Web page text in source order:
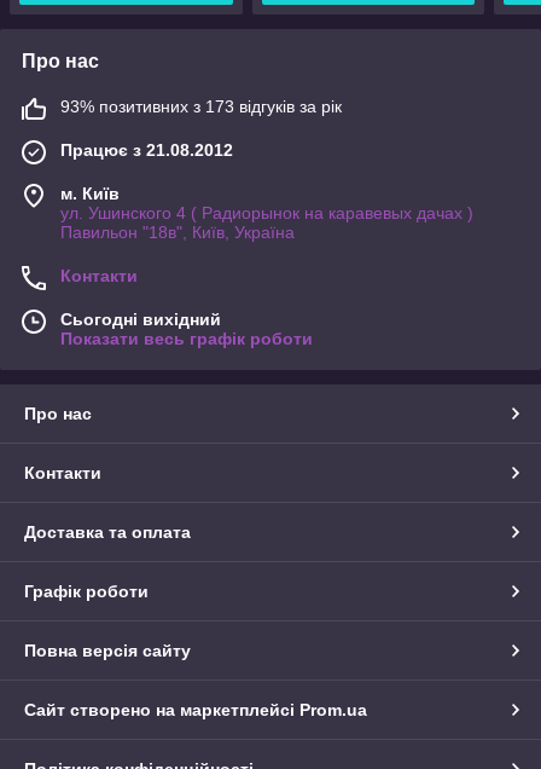
Про нас
93% позитивних з 173 відгуків за рік
Працює з 21.08.2012
м. Київ
ул. Ушинского 4 ( Радиорынок на каравевых дачах )
Павильон "18в", Київ, Україна
Контакти
Сьогодні вихідний
Показати весь графік роботи
Про нас
Контакти
Доставка та оплата
Графік роботи
Повна версія сайту
Сайт створено на маркетплейсі Prom.ua